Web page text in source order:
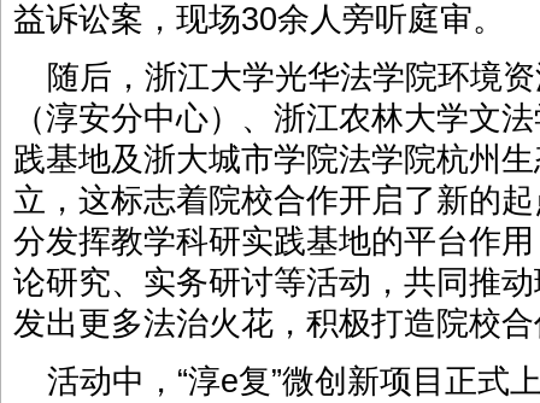
益诉讼案，现场30余人旁听庭审。
随后，浙江大学光华法学院环境
（淳安分中心）、浙江农林大学文
践基地及浙大城市学院法学院杭州
立，这标志着院校合作开启了新的
分发挥教学科研实践基地的平台作
论研究、实务研讨等活动，共同推
发出更多法治火花，积极打造院校
活动中，“淳e复”微创新项目正式